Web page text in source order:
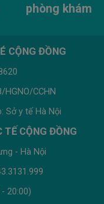
phòng khám
CỘNG ĐỒNG
CCHN
Sở y tế Hà Nội
TẾ CỘNG ĐỒNG
- Hà Nội
20:00)